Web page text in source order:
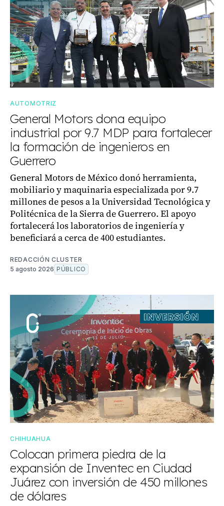
AUTOMOTRIZ
General Motors dona equipo
industrial por 9.7 MDP para fortalecer
la formación de ingenieros en
Guerrero
General Motors de México donó herramienta,
mobiliario y maquinaria especializada por 9.7
millones de pesos a la Universidad Tecnológica y
Politécnica de la Sierra de Guerrero. El apoyo
fortalecerá los laboratorios de ingeniería y
beneficiará a cerca de 400 estudiantes.
REDACCIÓN CLUSTER
5 agosto 2026 PÚBLICO
CHIHUAHUA
Colocan primera piedra de la
expansión de Inventec en Ciudad
Juárez con inversión de 450 millones
de dólares